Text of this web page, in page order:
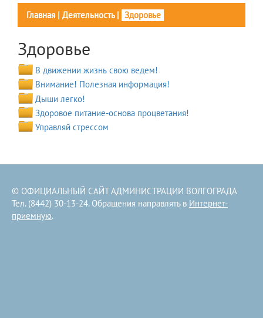
Главная | Деятельность| Здоровье
Здоровье
В движении жизнь свою ведем!
Внимание! Полезная информация!
Дыши легко!
Здоровое питание-основа процветания!
Управляй стрессом
© ОФИЦИАЛЬНЫЙ САЙТ АДМИНИСТРАЦИИ ВОЛГОГРАДА
Тел. (8442) 30-13-24. Обращения направлять в Интернет-
приемную.